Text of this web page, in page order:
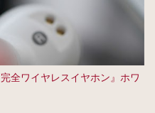
全ワイヤレスイヤホン』ホワ